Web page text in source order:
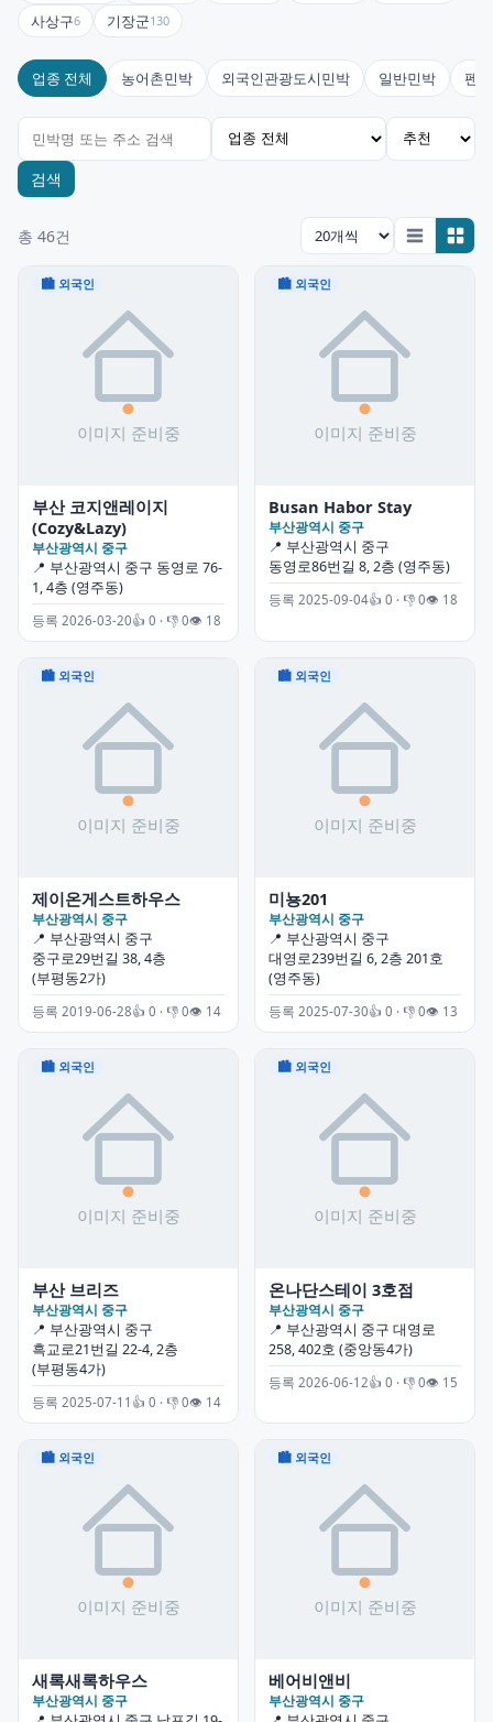
사상구6 기장군130
업종 전체 농어촌민박 외국인관광도시민박 일반민박 펜션
검색
총 46건
🏙 외국인
부산 코지앤레이지
(Cozy&Lazy)
부산광역시 중구
📍 부산광역시 중구 동영로 76-
1, 4층 (영주동)
등록 2026-03-20👍 0 · 👎 0👁 18
🏙 외국인
Busan Habor Stay
부산광역시 중구
📍 부산광역시 중구
동영로86번길 8, 2층 (영주동)
등록 2025-09-04👍 0 · 👎 0👁 18
🏙 외국인
제이온게스트하우스
부산광역시 중구
📍 부산광역시 중구
중구로29번길 38, 4층
(부평동2가)
등록 2019-06-28👍 0 · 👎 0👁 14
🏙 외국인
미뇽201
부산광역시 중구
📍 부산광역시 중구
대영로239번길 6, 2층 201호
(영주동)
등록 2025-07-30👍 0 · 👎 0👁 13
🏙 외국인
부산 브리즈
부산광역시 중구
📍 부산광역시 중구
흑교로21번길 22-4, 2층
(부평동4가)
등록 2025-07-11 👍 0 · 👎 0👁 14
🏙 외국인
온나단스테이 3호점
부산광역시 중구
📍 부산광역시 중구 대영로
258, 402호 (중앙동4가)
등록 2026-06-12👍 0 · 👎 0👁 15
🏙 외국인
새록새록하우스
부산광역시 중구
🏙 외국인
베어비앤비
부산광역시 중구